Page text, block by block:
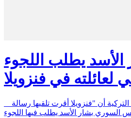
الأسد يطلب اللجوء
لعائلته في فنزويلا